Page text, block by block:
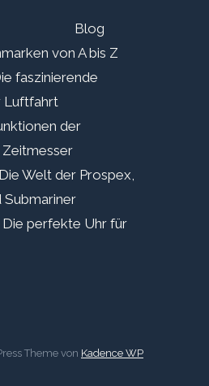
Blog
von A bis Z
faszinierende
Luftfahrt
der
Welt der Prospex,
Submariner
perfekte Uhr für
Theme von Kadence WP